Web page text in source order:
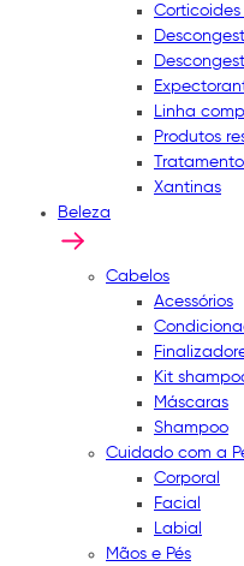
Linha
Produtos
Xantinas
Beleza
Cabelos
Acessórios
Kit
Máscaras
Shampoo
Cuidado com a
Corporal
Facial
Labial
Mãos e Pés